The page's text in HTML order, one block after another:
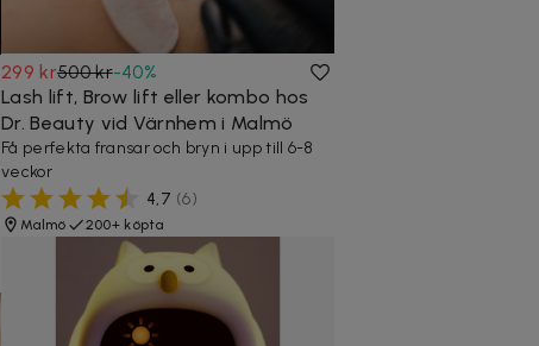
299 kr500 kr-40%
Lash lift, Brow lift eller kombo hos
Dr. Beauty vid Värnhem i Malmö
Få perfekta fransar och bryn i upp till 6-8
veckor
4,7 (6)
Malmö 200+ köpta